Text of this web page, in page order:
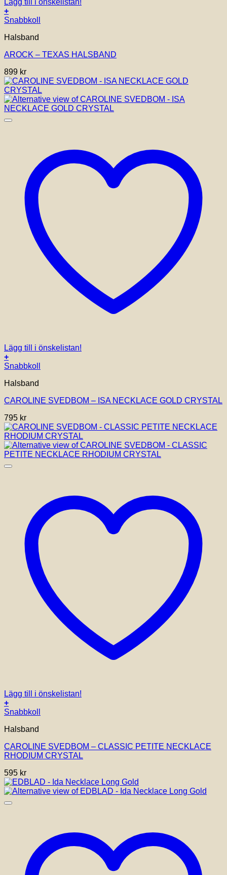
Lägg till i önskelistan!
+
Snabbkoll
Halsband
AROCK – TEXAS HALSBAND
899 kr
Lägg till i önskelistan!
+
Snabbkoll
Halsband
CAROLINE SVEDBOM – ISA NECKLACE GOLD CRYSTAL
795 kr
Lägg till i önskelistan!
+
Snabbkoll
Halsband
CAROLINE SVEDBOM – CLASSIC PETITE NECKLACE
RHODIUM CRYSTAL
595 kr